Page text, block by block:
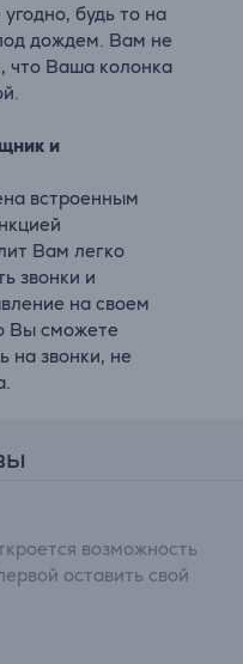
будь то на
дождем. Вам не
что Ваша колонка
и
встроенным
Вам легко
звонки и
на своем
Вы сможете
на звонки, не
возможность
оставить свой